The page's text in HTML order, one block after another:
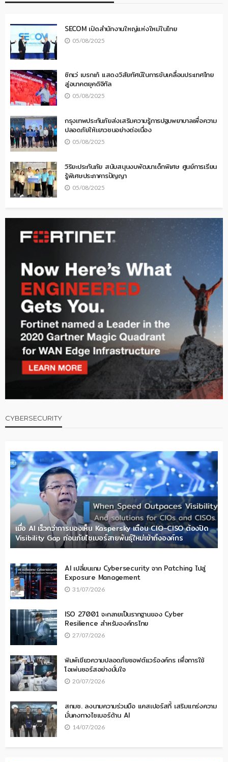
SECOM เปิดสำนักงานใหญ่แห่งใหม่ในไทย
05/08/2025
ซิกเว่ เบรกเก้ แสดงวิสัยทัศน์ในการขับเคลื่อนประเทศไทย
สู่อนาคตยุคดิจิทัล
05/08/2025
กรุงเทพประกันภัยส่งเสริมความรู้การปฐมพยาบาลเพื่อความ
ปลอดภัยให้เยาวชนอย่างต่อเนื่อง
05/08/2025
วิริยะประกันภัย สนับสนุนงบพัฒนาเด็กพิเศษ ศูนย์การเรียน
รู้พิเศษประภาคารปัญญา
05/08/2025
CYBERSECURITY
เมื่อ AI เร็วกว่าการมองเห็น Kaspersky เตือน CIO-CISO ต้องปิด
Visibility Gap ก่อนภัยไซเบอร์สายพันธุ์ใหม่เข้าถึงองค์กร
AI เปลี่ยนเกม Cybersecurity จาก Patching ไปสู่
Exposure Management
31/07/2026
ISO 27001 จะกลายเป็นรากฐานของ Cyber
Resilience สำหรับองค์กรไทย
27/07/2026
พิมพ์เขียวความปลอดภัยซอฟต์แวร์องค์กร เพื่อการใช้
โอเพ่นซอร์สอย่างมั่นใจ
20/07/2026
สกมช. ลงนามความร่วมมือ แคสเปอร์สกี้ เสริมแกร่งความ
มั่นคงทางไซเบอร์ด้าน AI
14/07/2026